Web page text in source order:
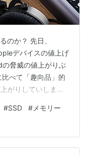
のか？ 先日、
デバイスの値上げ
脅威の値上がりぶ
べて「趣向品」的
がりしていしまう
が集中して、上位
た、Macは必需品
のモデルとその価
きたユーザー側か
#SSD # メモリー